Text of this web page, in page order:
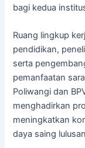
bagi kedua
Ruang lingkup
pendidikan,
serta
pemanfaatan
Poliwangi dan
menghadirkan
meningkatkan
daya saing